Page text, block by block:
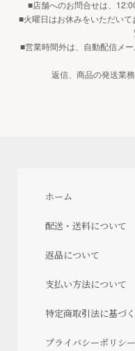
■店舗へのお問合せは、
■火曜日はお休みをいただい
■営業時間外は、自動配信メ
返信、商品の発送業
ホーム
配送・送料について
返品について
支払い方法について
特定商取引法に基づ
プライバシーポリシー